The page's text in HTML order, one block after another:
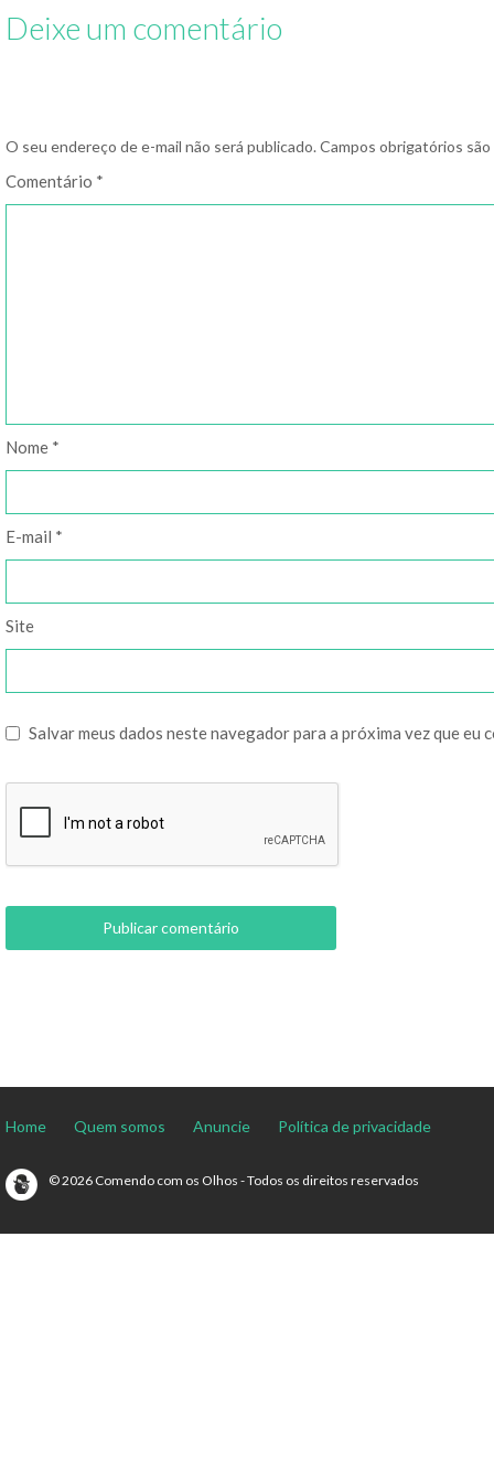
Deixe um comentário
O seu endereço de e-mail não será publicado. Campos obrigatórios
Comentário *
Nome *
E-mail *
Site
Salvar meus dados neste navegador para a próxima vez que eu
Home Quem somos Anuncie Política de privacidade
© 2026 Comendo com os Olhos - Todos os direitos reservados